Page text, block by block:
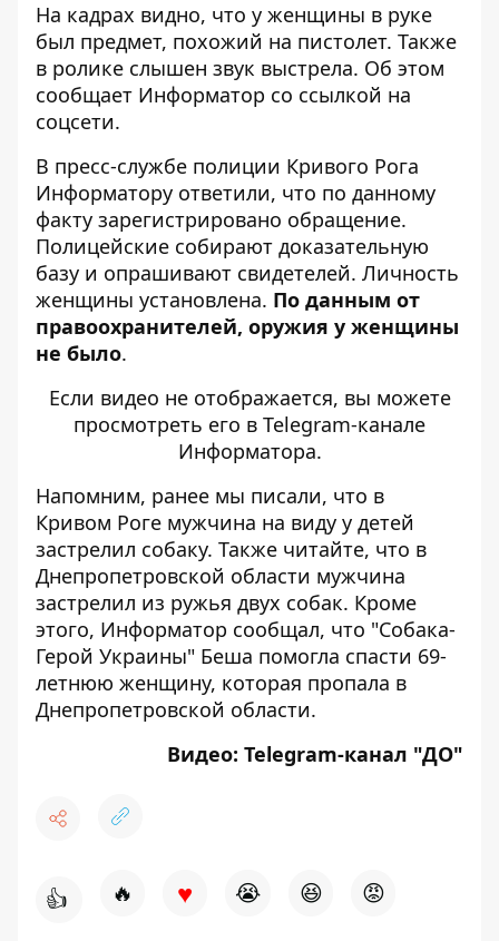
На кадрах видно, что у женщины в руке
был предмет, похожий на пистолет. Также
в ролике слышен звук выстрела. Об этом
сообщает Информатор со ссылкой на
соцсети.
В пресс-службе полиции Кривого Рога
Информатору ответили, что по данному
факту зарегистрировано обращение.
Полицейские собирают доказательную
базу и опрашивают свидетелей. Личность
женщины установлена. По данным от
правоохранителей, оружия у женщины
не было.
Если видео не отображается, вы можете
просмотреть его в Telegram-канале
Информатора.
Напомним, ранее мы писали, что в
Кривом Роге мужчина на виду у детей
застрелил собаку. Также читайте, что в
Днепропетровской области мужчина
застрелил из ружья двух собак. Кроме
этого, Информатор сообщал, что "Собака-
Герой Украины" Беша помогла спасти 69-
летнюю женщину, которая пропала в
Днепропетровской области.
Видео: Telegram-канал "ДО"
👍 🔥 ♥ 😭 😆 😡